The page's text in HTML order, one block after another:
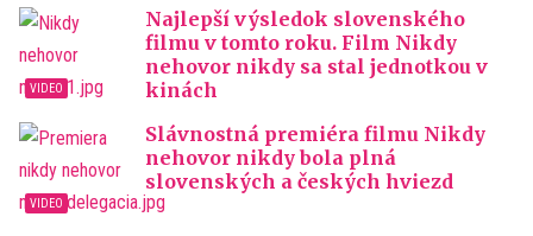
Najlepší výsledok slovenského
filmu v tomto roku. Film Nikdy
nehovor nikdy sa stal jednotkou v
kinách
Slávnostná premiéra filmu Nikdy
nehovor nikdy bola plná
slovenských a českých hviezd